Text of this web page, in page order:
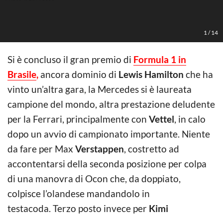
1 /14
Si è concluso il gran premio di Formula 1 in
Brasile, ancora dominio di Lewis Hamilton che ha
vinto un’altra gara, la Mercedes si è laureata
campione del mondo, altra prestazione deludente
per la Ferrari, principalmente con Vettel, in calo
dopo un avvio di campionato importante. Niente
da fare per Max Verstappen, costretto ad
accontentarsi della seconda posizione per colpa
di una manovra di Ocon che, da doppiato,
colpisce l’olandese mandandolo in
testacoda. Terzo posto invece per Kimi